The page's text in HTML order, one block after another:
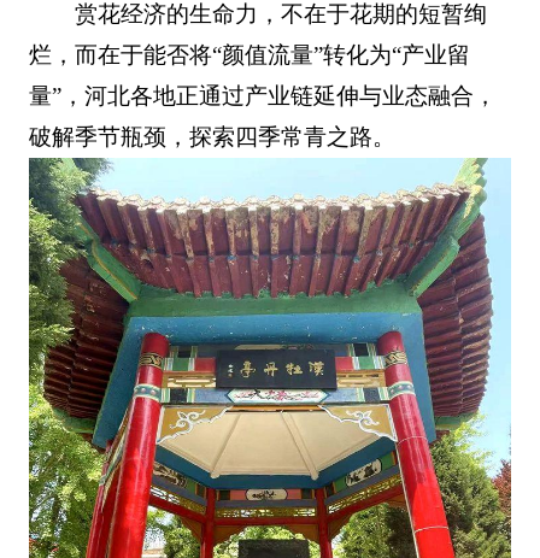
赏花经济的生命力，不在于花期的短暂绚
烂，而在于能否将“颜值流量”转化为“产业留
量”，河北各地正通过产业链延伸与业态融合，
破解季节瓶颈，探索四季常青之路。